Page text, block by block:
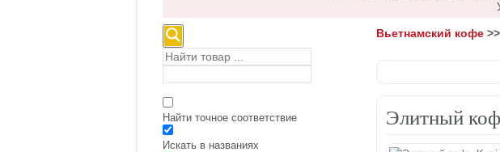
Найти точное соответствие
Искать в названиях
Вьетнамский кофе >>
Элитный